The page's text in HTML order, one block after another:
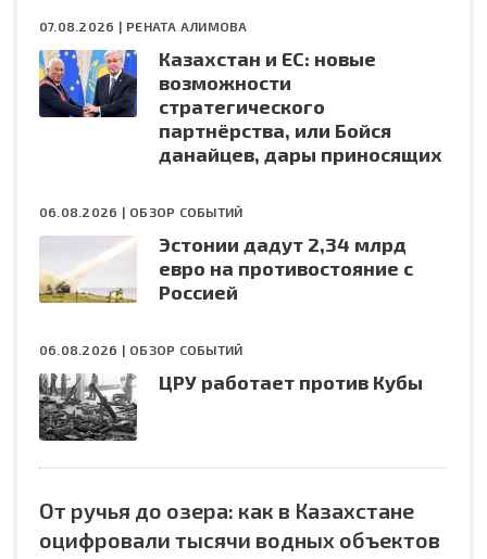
07.08.2026 | РЕНАТА АЛИМОВА
Казахстан и ЕС: новые
возможности
стратегического
партнёрства, или Бойся
данайцев, дары приносящих
06.08.2026 | ОБЗОР СОБЫТИЙ
Эстонии дадут 2,34 млрд
евро на противостояние с
Россией
06.08.2026 | ОБЗОР СОБЫТИЙ
ЦРУ работает против Кубы
От ручья до озера: как в Казахстане
оцифровали тысячи водных объектов